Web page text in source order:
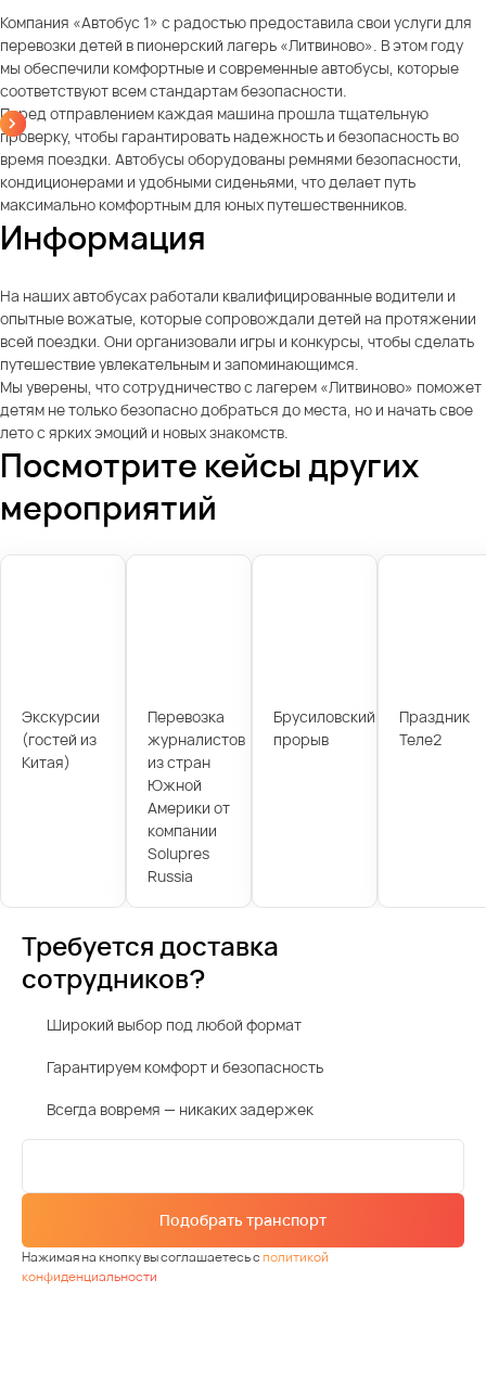
Компания «Автобус 1» с радостью предоставила свои услуги для
перевозки детей в пионерский лагерь «Литвиново». В этом году
мы обеспечили комфортные и современные автобусы, которые
соответствуют всем стандартам безопасности.
Перед отправлением каждая машина прошла тщательную
проверку, чтобы гарантировать надежность и безопасность во
время поездки. Автобусы оборудованы ремнями безопасности,
кондиционерами и удобными сиденьями, что делает путь
максимально комфортным для юных путешественников.
Информация
На наших автобусах работали квалифицированные водители и
опытные вожатые, которые сопровождали детей на протяжении
всей поездки. Они организовали игры и конкурсы, чтобы сделать
путешествие увлекательным и запоминающимся.
Мы уверены, что сотрудничество с лагерем «Литвиново» поможет
детям не только безопасно добраться до места, но и начать свое
лето с ярких эмоций и новых знакомств.
Посмотрите кейсы других
мероприятий
Экскурсии
(гостей из
Китая)
Перевозка
журналистов
из стран
Южной
Америки от
компании
Solupres
Russia
Брусиловский
прорыв
Праздник
Теле2
Требуется доставка
сотрудников?
Широкий выбор под любой формат
Гарантируем комфорт и безопасность
Всегда вовремя — никаких задержек
Подобрать транспорт
Нажимая на кнопку вы соглашаетесь сполитикой
конфиденциальности